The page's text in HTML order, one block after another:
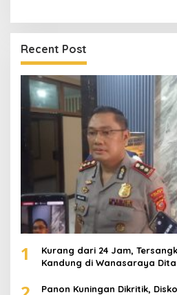
Recent Post
1
Kurang dari 24 Jam,
Kandung di Wanasaraya
Panon Kuningan Dikritik,